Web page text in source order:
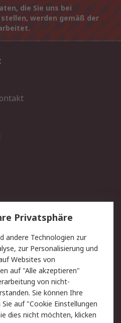
die Sie uns bei
werden gemäß der
Lieferlösungen
Kontakt
Datenschutz
Privatsphäre
andere Technologien zur
zur Personalisierung und
Websites von
auf "Alle akzeptieren"
von nicht-
Sie können Ihre
auf "Cookie Einstellungen
dies nicht möchten, klicken